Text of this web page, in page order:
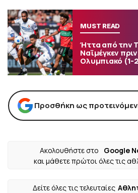
MUST READ
Ήττα από την
Ναϊμέγκεν
Ολυμπιακό (1-
Προσθήκη ως
Ακολουθήστε στο
Google
και μάθετε πρώτοι όλες τις
Δείτε όλες τις τελευταίες